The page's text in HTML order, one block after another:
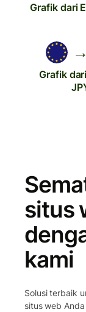
Grafik dari
→
Grafik
situs
kami
Solusi terbaik
situs web